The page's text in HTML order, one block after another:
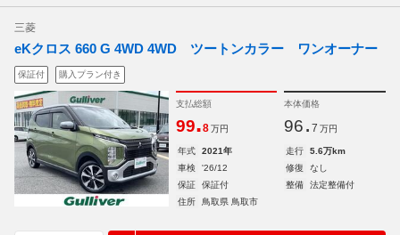
三菱
eKクロス 660 G 4WD 4WD ツートンカラー ワンオーナー
保証付 購入プラン付き
支払総額
99.8 万円
本体価格
96. 7 万円
年式 2021年 走行
5.6万km
車検
'26/12 修復
なし
保証
保証付 整備
法定整備付
住所
鳥取県 鳥取市